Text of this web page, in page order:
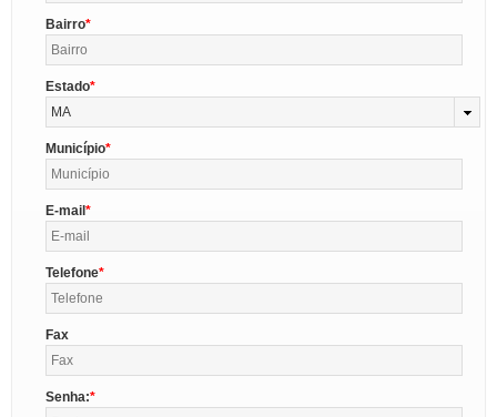
Bairro
Estado
MA
Município
E-mail
Telefone
Fax
Senha: